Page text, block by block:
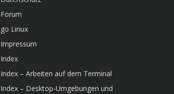
Forum
go Linux
Impressum
Index
Index – Arbeiten auf dem Terminal
Index – Desktop-Umgebungen und